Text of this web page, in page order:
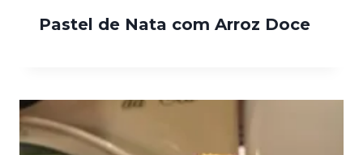
Pastel de Nata com Arroz Doce